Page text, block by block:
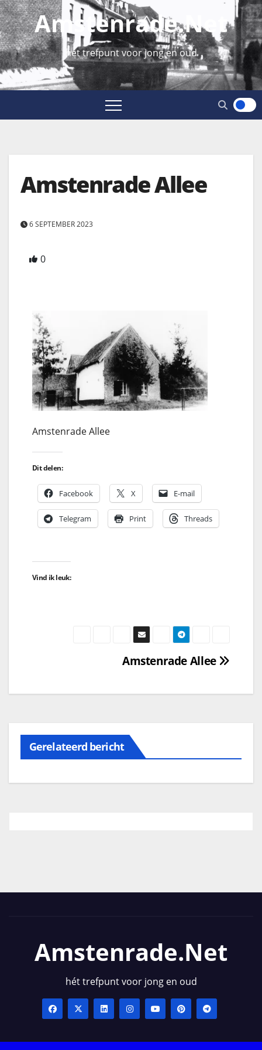
Amstenrade.net
hét trefpunt voor jong en oud
Amstenrade Allee
6 SEPTEMBER 2023
0
Amstenrade Allee
Dit delen:
Facebook X E-mail
Telegram Print Threads
Vind ik leuk:
Amstenrade Allee
Gerelateerd bericht
Amstenrade.net
hét trefpunt voor jong en oud